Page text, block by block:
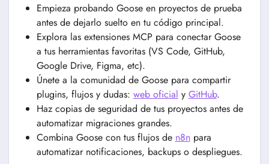
Empieza probando Goose en proyectos de prueba
antes de dejarlo suelto en tu código principal.
Explora las extensiones MCP para conectar Goose
a tus herramientas favoritas (VS Code, GitHub,
Google Drive, Figma, etc).
Únete a la comunidad de Goose para compartir
plugins, flujos y dudas: web oficial y GitHub.
Haz copias de seguridad de tus proyectos antes de
automatizar migraciones grandes.
Combina Goose con tus flujos de n8npara
automatizar notificaciones, backups o despliegues.